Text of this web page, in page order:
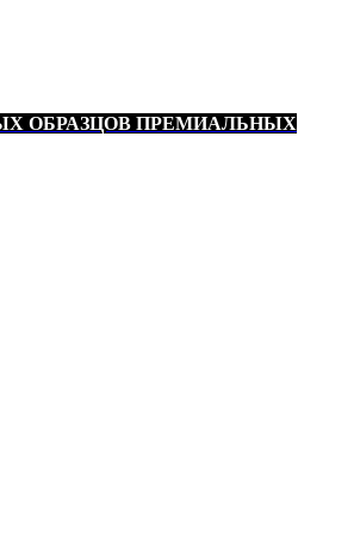
ОБРАЗЦОВ ПРЕМИАЛЬНЫХ